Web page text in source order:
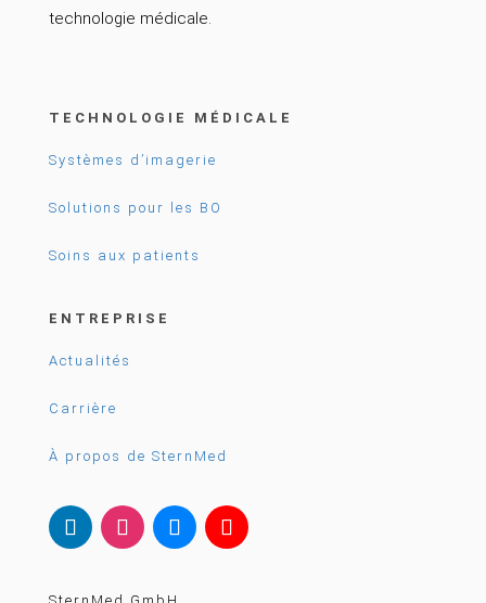
technologie médicale.
TECHNOLOGIE MÉDICALE
Systèmes d’imagerie
Solutions pour les BO
Soins aux patients
ENTREPRISE
Actualités
Carrière
À propos de SternMed